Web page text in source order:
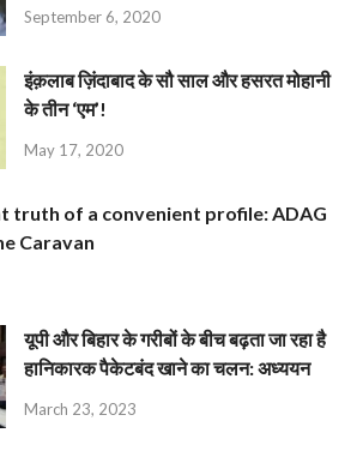
September 6, 2020
इंक़लाब ज़िंदाबाद के सौ साल और हसरत मोहानी
के तीन ‘एम’!
May 17, 2020
truth of a convenient profile: ADAG
Caravan
यूपी और बिहार के गरीबों के बीच बढ़ता जा रहा है
हानिकारक पैकेटबंद खाने का चलन: अध्ययन
March 23, 2023